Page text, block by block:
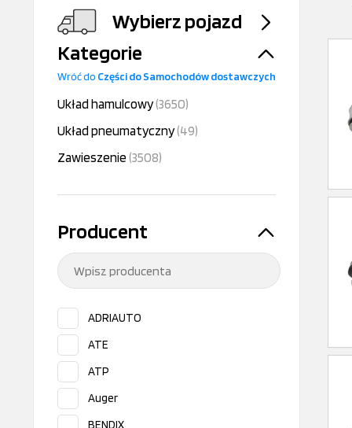
Wybierz pojazd
Kategorie
Wróć do Części do Samochodów dostawczych
Układ hamulcowy(3650)
Układ pneumatyczny(49)
Zawieszenie (3508)
Producent
ADRIAUTO
ATE
ATP
Auger
BENDIX